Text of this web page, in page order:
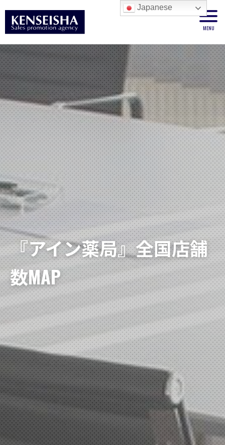
『アイン薬局』全国店舗
数MAP
Japanese